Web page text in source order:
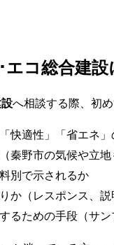
エコ総合建
へ相談する際、初
快適性」「省エネ
秦野市の気候や立地
別で示されるか
か（レスポンス、説
るための手段（サン